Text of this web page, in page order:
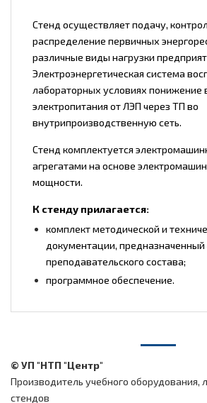
Стенд осуществляет подачу,
распределение первичных
различные виды нагрузки
Электроэнергетическая система
лабораторных условиях понижение
электропитания от ЛЭП через ТП во
внутрипроизводственную сеть.
Стенд комплектуется
агрегатами на основе
мощности.
К стенду прилагается:
комплект методической и
документации, предназначенный
преподавательского состава;
программное обеспечение.
© УП "НТП "Центр"
Производитель учебного оборудования,
стендов